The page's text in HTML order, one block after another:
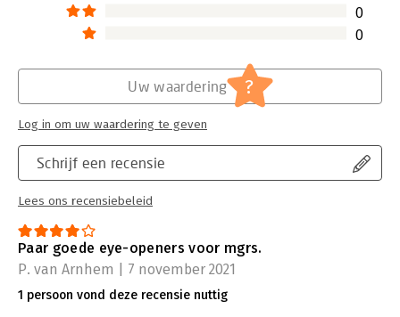
0
0
Schrijf een recensie
Lees ons recensiebeleid
Uw waardering ?
Log in om uw waardering te geven
Paar goede eye-openers voor mgrs.
P. van Arnhem | 7 november 2021
1 persoon vond deze recensie nuttig